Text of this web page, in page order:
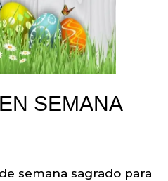
SEMANA
semana sagrado para